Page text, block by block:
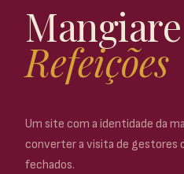
Mangiare
Refeições
Um site com a identidade da
converter a visita de gestores
fechados.